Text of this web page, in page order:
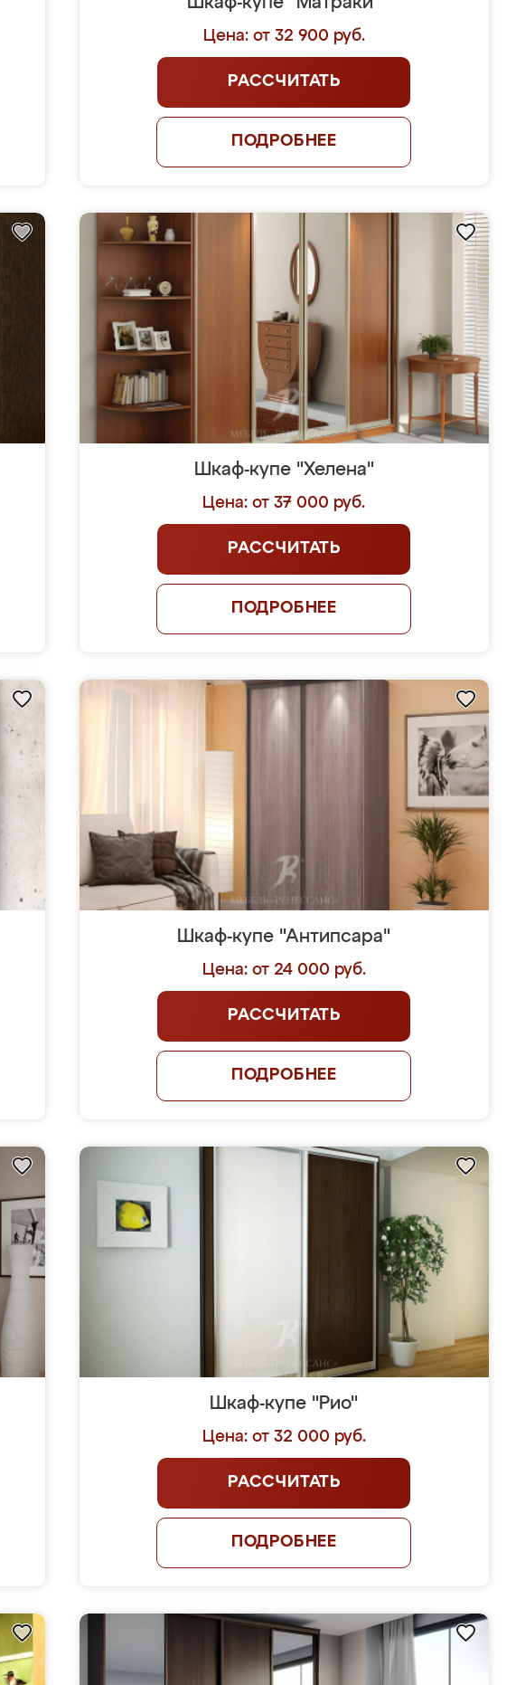
Цена: от 32 900 руб.
РАССЧИТАТЬ
ПОДРОБНЕЕ
Шкаф-купе "Хелена"
Цена: от 37 000 руб.
РАССЧИТАТЬ
ПОДРОБНЕЕ
Шкаф-купе "Антипсара"
Цена: от 24 000 руб.
РАССЧИТАТЬ
ПОДРОБНЕЕ
Шкаф-купе "Рио"
Цена: от 32 000 руб.
РАССЧИТАТЬ
ПОДРОБНЕЕ